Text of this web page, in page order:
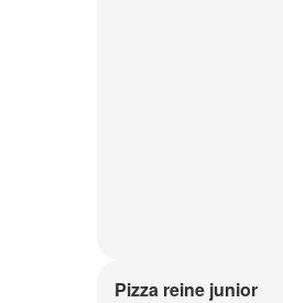
Pizza reine junior